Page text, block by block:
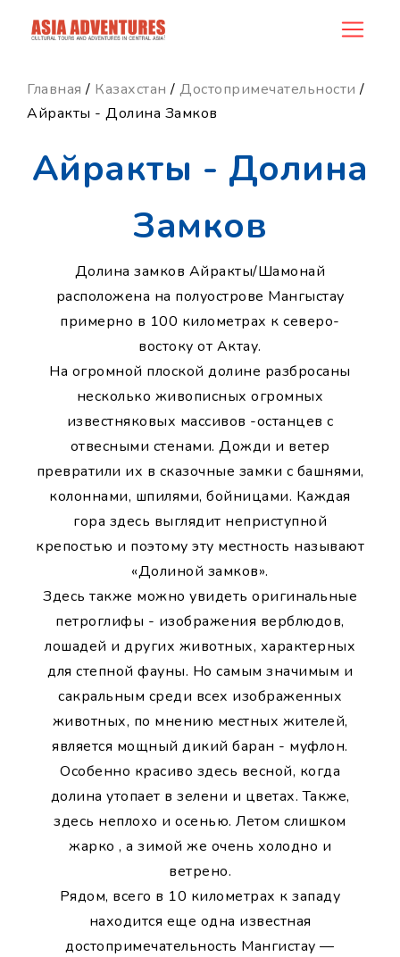
news_id
Главная / Казахстан / Достопримечательности /
Айракты - Долина Замков
Айракты - Долина
Замков
Долина замков Айракты/Шамонай
расположена на полуострове Мангыстау
примерно в 100 километрах к северо-
востоку от Актау.
На огромной плоской долине разбросаны
несколько живописных огромных
известняковых массивов -останцев с
отвесными стенами. Дожди и ветер
превратили их в сказочные замки с башнями,
колоннами, шпилями, бойницами. Каждая
гора здесь выглядит неприступной
крепостью и поэтому эту местность называют
«Долиной замков».
Здесь также можно увидеть оригинальные
петроглифы - изображения верблюдов,
лошадей и других животных, характерных
для степной фауны. Но самым значимым и
сакральным среди всех изображенных
животных, по мнению местных жителей,
является мощный дикий баран - муфлон.
Особенно красиво здесь весной, когда
долина утопает в зелени и цветах. Также,
здесь неплохо и осенью. Летом слишком
жарко , а зимой же очень холодно и
ветрено.
Рядом, всего в 10 километрах к западу
находится еще одна известная
достопримечательность Мангистау —